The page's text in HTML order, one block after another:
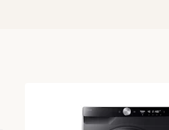
dan ontvang je het